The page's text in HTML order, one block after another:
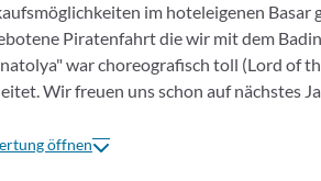
im hoteleigenen Basar
Piratenfahrt die wir mit dem
war choreografisch toll (Lord of
Wir freuen uns schon auf nächstes
öffnen